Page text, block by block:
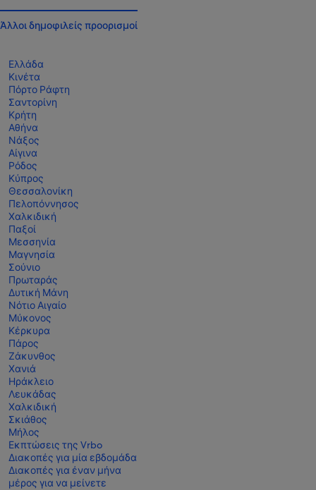
Άλλοι δημοφιλείς προορισμοί
Ελλάδα
Κινέτα
Πόρτο Ράφτη
Σαντορίνη
Κρήτη
Αθήνα
Νάξος
Αίγινα
Ρόδος
Κύπρος
Θεσσαλονίκη
Πελοπόννησος
Χαλκιδική
Παξοί
Μεσσηνία
Μαγνησία
Σούνιο
Πρωταράς
Δυτική Μάνη
Νότιο Αιγαίο
Μύκονος
Κέρκυρα
Πάρος
Ζάκυνθος
Χανιά
Ηράκλειο
Λευκάδας
Χαλκιδική
Σκιάθος
Μήλος
Εκπτώσεις της Vrbo
Διακοπές για μία εβδομάδα
Διακοπές για έναν μήνα
μέρος για να μείνετε